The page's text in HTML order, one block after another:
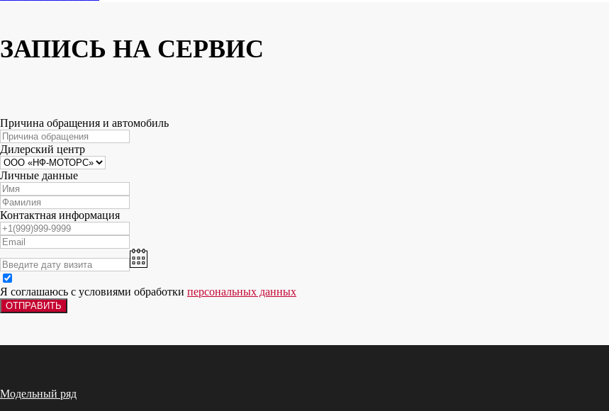
ЗАПИСЬ НА СЕРВИС
Причина обращения и автомобиль
Дилерский центр
Личные данные
Контактная информация
Я соглашаюсь с условиями обработки персональных данных
ОТПРАВИТЬ
Модельный ряд